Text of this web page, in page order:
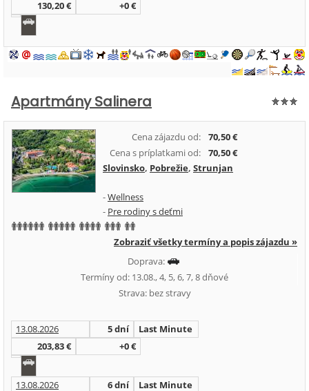
130,20 € +0 €
Apartmány Salinera
Cena zájazdu od:
70,50 €
Cena s príplatkami od:
70,50 €
Slovinsko, Pobrežie, Strunjan
-Wellness
- Pre rodiny s deťmi
Zobraziť všetky termíny a popis zájazdu »
Doprava:
Termíny od: 13.08., 4, 5, 6, 7, 8 dňové
Strava: bez stravy
13.08.2026 5 dní
Last Minute
203,83 €
+0 €
13.08.2026 6 dní
Last Minute